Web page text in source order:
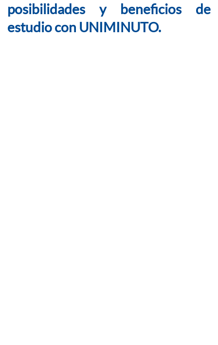
posibilidades y beneficios de
estudio con UNIMINUTO.